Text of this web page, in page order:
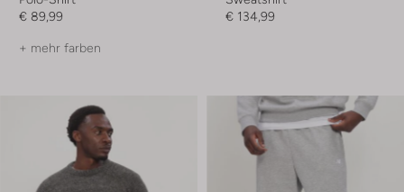
€ 89,99
+ mehr farben
€ 134,99